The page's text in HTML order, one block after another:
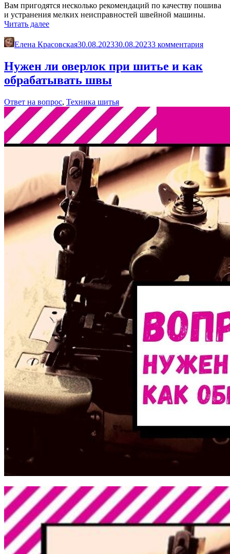
Вам пригодятся несколько рекомендаций по качеству пошива
и устранения мелких неисправностей швейной машины.
Читать далее«Устранение
неисправностей
при
швейной
машины»
Елена Красовская30.08.202330.08.20233 комментария
Нужен ли оверлок при шитье и как
обрабатывать швы
Ответ на вопрос, Техника шитья